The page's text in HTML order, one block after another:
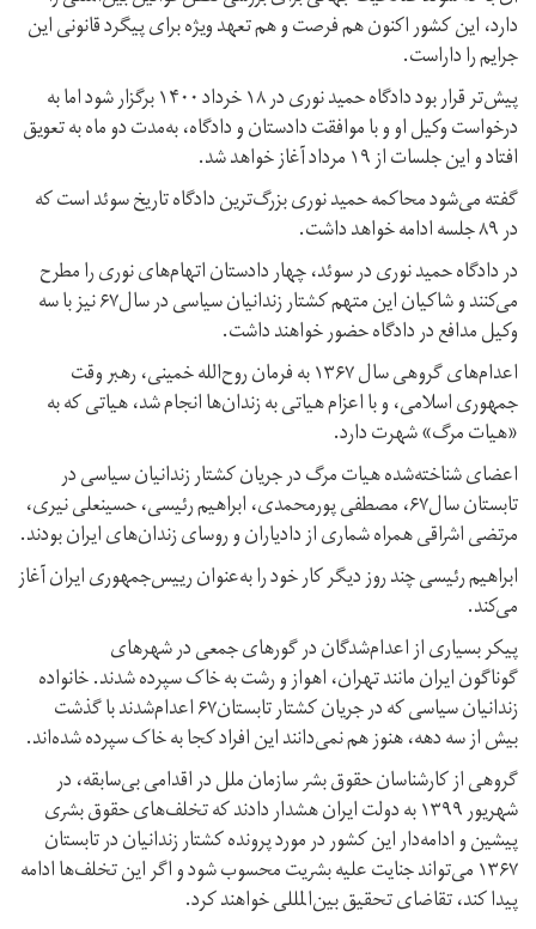
دارد، این کشور اکنون هم فرصت و هم تعهد ویژه برای پیگرد قانونی این
جرایم را داراست.
پیش‌تر قرار بود دادگاه حمید نوری در ۱۸ خرداد ۱۴۰۰ برگزار شود اما به
درخواست وکیل او و با موافقت دادستان و دادگاه، به‌مدت دو ماه به تعویق
افتاد و این جلسات از ۱۹ مرداد آغاز خواهد شد.
گفته می‌شود محاکمه حمید نوری بزرگ‌ترین دادگاه تاریخ سوئد است که
در ۸۹ جلسه ادامه خواهد داشت.
در دادگاه حمید نوری در سوئد، چهار دادستان اتهام‌های نوری را مطرح
می‌کنند و شاکیان این متهم کشتار زندانیان سیاسی در سال۶۷ نیز با سه
وکیل مدافع در دادگاه حضور خواهند داشت.
اعدام‌های گروهی سال ۱۳۶۷ به فرمان روح‌الله خمینی، رهبر وقت
جمهوری اسلامی، و با اعزام هیاتی به زندان‌ها انجام شد، هیاتی که به
«هیات مرگ» شهرت دارد.
اعضای شناخته‌شده هیات مرگ در جریان کشتار زندانیان سیاسی در
تابستان سال۶۷، مصطفی پورمحمدی، ابراهیم رئیسی، حسینعلی نیری،
مرتضی اشراقی همراه شماری از دادیاران و روسای زندان‌های ایران بودند.
ابراهیم رئیسی چند روز دیگر کار خود را به‌عنوان رییس‌جمهوری ایران آغاز
می‌کند.
پیکر بسیاری از اعدام‌شدگان در گورهای جمعی در شهرهای
گوناگون ایران مانند تهران، اهواز و رشت به خاک سپرده شدند. خانواده
زندانیان سیاسی که در جریان کشتار تابستان۶۷ اعدام‌شدند با گذشت
بیش از سه دهه، هنوز هم نمی‌دانند این افراد کجا به خاک سپرده شده‌اند.
گروهی از کارشناسان حقوق بشر سازمان ملل در اقدامی بی‌سابقه، در
شهریور ۱۳۹۹ به دولت ایران هشدار دادند که تخلف‌های حقوق بشری
پیشین و ادامه‌دار این کشور در مورد پرونده کشتار زندانیان در تابستان
۱۳۶۷ می‌تواند جنایت علیه بشریت محسوب شود و اگر این تخلف‌ها ادامه
پیدا کند، تقاضای تحقیق بین‌المللی خواهند کرد.